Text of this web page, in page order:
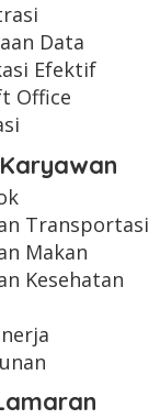
Data
Efektif
Office
Transportasi
Makan
Kesehatan